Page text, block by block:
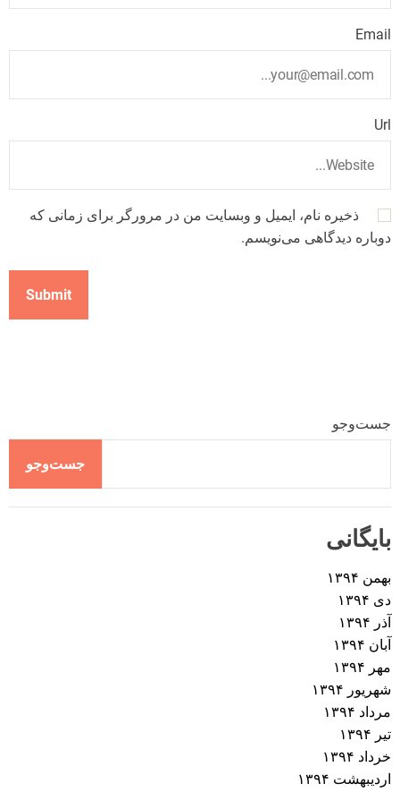
Email
Url
ذخیره نام، ایمیل و وبسایت من در مرورگر برای زمانی که
دوباره دیدگاهی می‌نویسم.
جست‌وجو
جست‌وجو
بایگانی
بهمن ۱۳۹۴
دی ۱۳۹۴
آذر ۱۳۹۴
آبان ۱۳۹۴
مهر ۱۳۹۴
شهریور ۱۳۹۴
مرداد ۱۳۹۴
تیر ۱۳۹۴
خرداد ۱۳۹۴
اردیبهشت ۱۳۹۴